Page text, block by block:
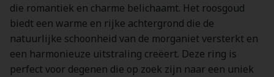
die romantiek en charme belichaamt. Het roosgoud
biedt een warme en rijke achtergrond die de
natuurlijke schoonheid van de morganiet versterkt en
een harmonieuze uitstraling creëert. Deze ring is
perfect voor degenen die op zoek zijn naar een uniek